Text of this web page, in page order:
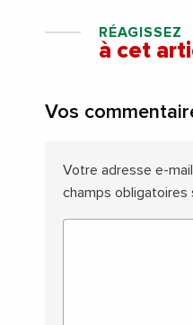
RÉAGISSEZ
à cet
Vos
Votre adresse e-
champs obligatoires